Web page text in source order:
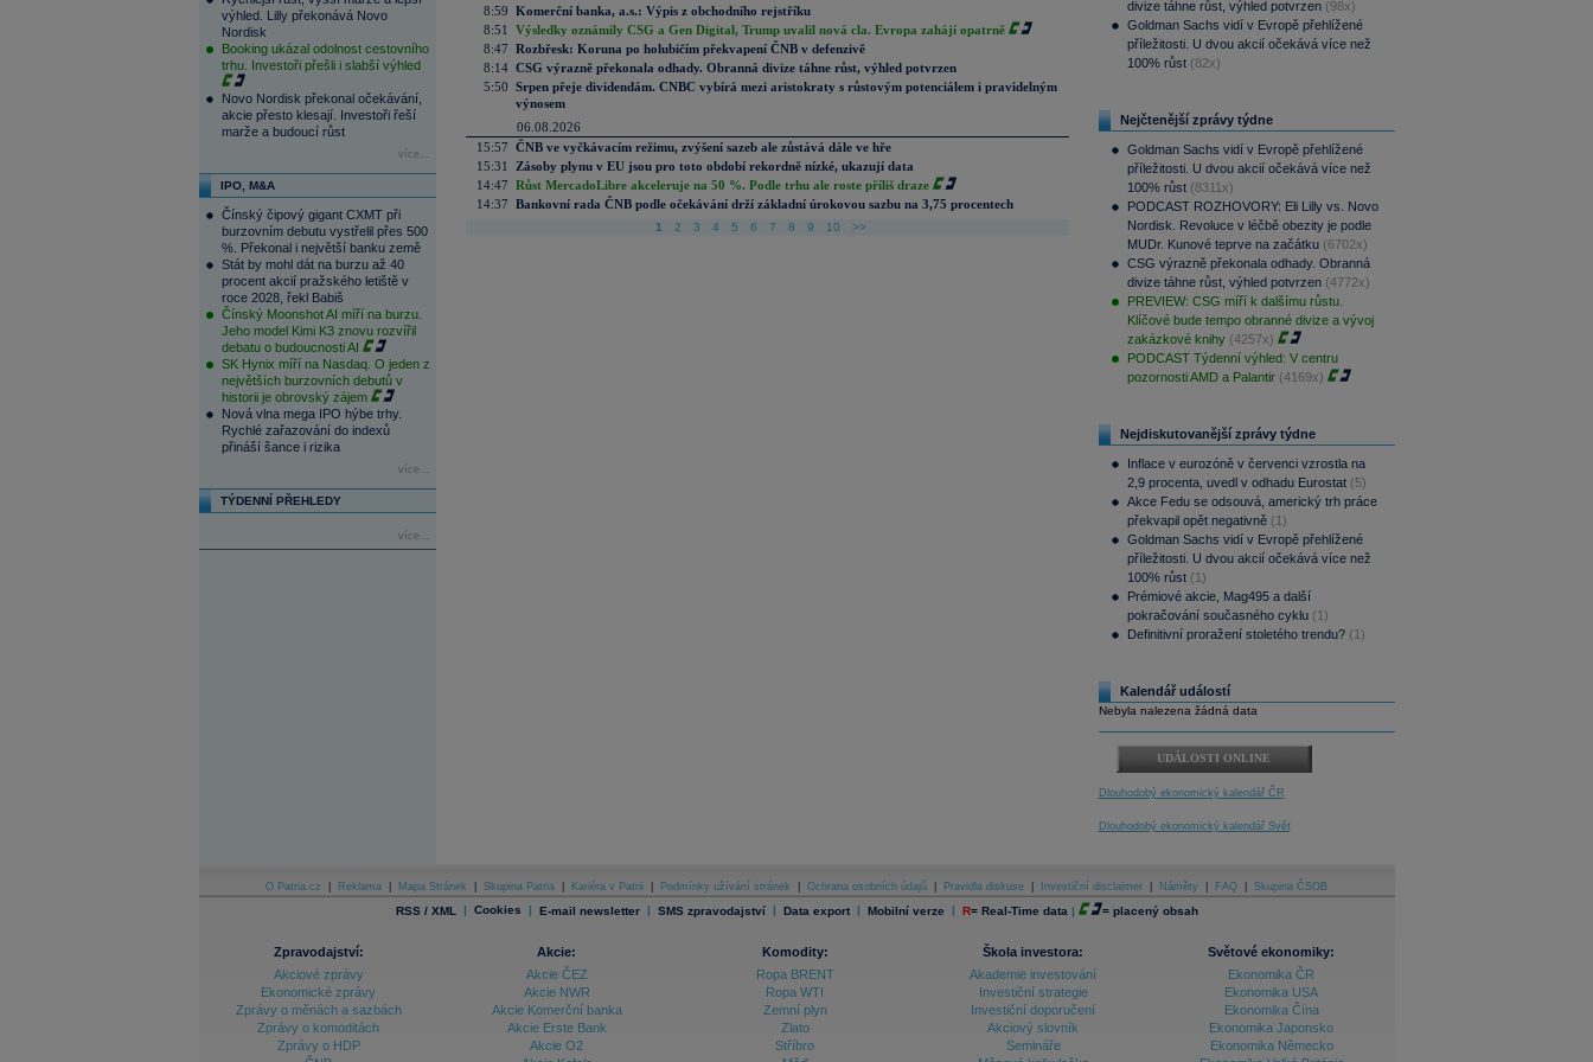
výhled. Lilly překonává Novo
Nordisk
Booking ukázal odolnost cestovního
trhu. Investoři přešli i slabší výhled
Novo Nordisk překonal očekávání,
akcie přesto klesají. Investoři řeší
marže a budoucí růst
více...
IPO, M&A
Čínský čipový gigant CXMT při
burzovním debutu vystřelil přes 500
%. Překonal i největší banku země
Stát by mohl dát na burzu až 40
procent akcií pražského letiště v
roce 2028, řekl Babiš
Čínský Moonshot AI míří na burzu.
Jeho model Kimi K3 znovu rozvířil
debatu o budoucnosti AI
SK Hynix míří na Nasdaq. O jeden z
největších burzovních debutů v
historii je obrovský zájem
Nová vlna mega IPO hýbe trhy.
Rychlé zařazování do indexů
přináší šance i rizika
více...
TÝDENNÍ PŘEHLEDY
více...
8:59 Komerční banka, a.s.: Výpis z obchodního rejstříku
8:51
Výsledky oznámily CSG a Gen Digital, Trump uvalil nová cla. Evropa zahájí opatrně
8:47 Rozbřesk: Koruna po holubičím překvapení ČNB v defenzivě
8:14 CSG výrazně překonala odhady. Obranná divize táhne růst, výhled potvrzen
5:50 Srpen přeje dividendám. CNBC vybírá mezi aristokraty s růstovým potenciálem i pravidelným
výnosem
06.08.2026
15:57 ČNB ve vyčkávacím režimu, zvýšení sazeb ale zůstává dále ve hře
15:31
Zásoby plynu v EU jsou pro toto období rekordně nízké, ukazují data
14:47 Růst MercadoLibre akceleruje na 50 %. Podle trhu ale roste příliš draze
14:37 Bankovní rada ČNB podle očekávání drží základní úrokovou sazbu na 3,75 procentech
1 2 3 4 5 6 7 8 9 10 >>
divize táhne růst, výhled potvrzen (98x)
Goldman Sachs vidí v Evropě přehlížené
příležitosti. U dvou akcií očekává více než
100% růst (82x)
Nejčtenější zprávy týdne
Goldman Sachs vidí v Evropě přehlížené
příležitosti. U dvou akcií očekává více než
100% růst (8311x)
PODCAST ROZHOVORY: Eli Lilly vs. Novo
Nordisk. Revoluce v léčbě obezity je podle
MUDr. Kunové teprve na začátku (6702x)
CSG výrazně překonala odhady. Obranná
divize táhne růst, výhled potvrzen (4772x)
PREVIEW: CSG míří k dalšímu růstu.
Klíčové bude tempo obranné divize a vývoj
zakázkové knihy (4257x)
PODCAST Týdenní výhled: V centru
pozornosti AMD a Palantir (4169x)
Nejdiskutovanější zprávy týdne
Inflace v eurozóně v červenci vzrostla na
2,9 procenta, uvedl v odhadu Eurostat (5)
Akce Fedu se odsouvá, americký trh práce
překvapil opět negativně (1)
Goldman Sachs vidí v Evropě přehlížené
příležitosti. U dvou akcií očekává více než
100% růst (1)
Prémiové akcie, Mag495 a další
pokračování současného cyklu (1)
Definitivní proražení stoletého trendu? (1)
Kalendář událostí
Nebyla nalezena žádná data
UDÁLOSTI ONLINE
Dlouhodobý ekonomický kalendář ČR
Dlouhodobý ekonomický kalendář Svět
O Patria.cz Reklama Mapa Stránek Skupina Patria Kariéra v Patrii Podmínky užívání stránek Ochrana osobních údajů Pravidla diskuse Investiční disclaimer Náměty FAQ Skupina ČSOB
RSS / XML | Cookies | E-mail newsletter | SMS zpravodajství | Data export | Mobilní verze | R= Real-Time data | = placený obsah
Zpravodajství:
Akciové zprávy
Ekonomické zprávy
Zprávy o měnách a sazbách
Zprávy o komoditách
Zprávy o HDP
Akcie:
Akcie ČEZ
Akcie NWR
Akcie Komerční banka
Akcie Erste Bank
Akcie O2
Komodity:
Ropa BRENT
Ropa WTI
Zemní plyn
Zlato
Stříbro
Škola investora:
Akademie investování
Investiční strategie
Investiční doporučení
Akciový slovník
Semináře
Světové ekonomiky:
Ekonomika ČR
Ekonomika USA
Ekonomika Čína
Ekonomika Japonsko
Ekonomika Německo